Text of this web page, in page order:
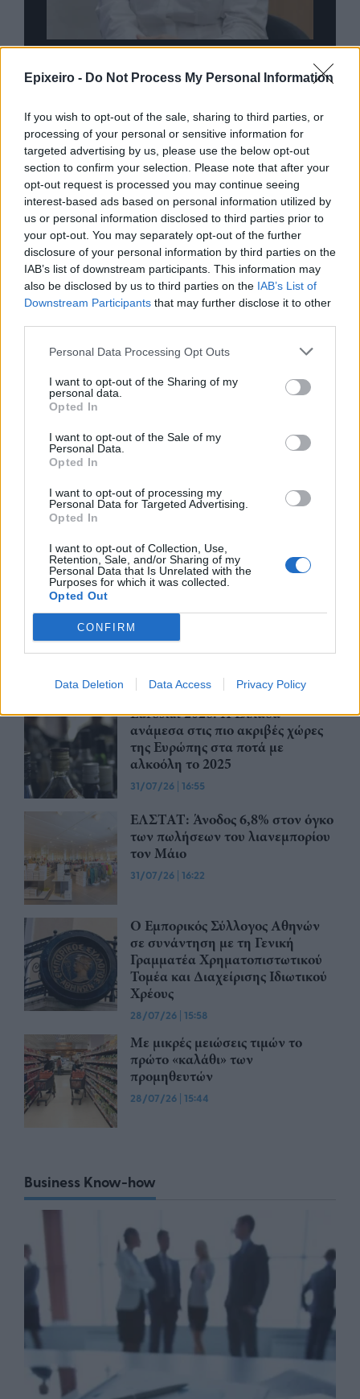
Epixeiro - Do Not Process My Personal Information
If you wish to opt-out of the sale, sharing to third parties, or
processing of your personal or sensitive information for
targeted advertising by us, please use the below opt-out
section to confirm your selection. Please note that after your
opt-out request is processed you may continue seeing
interest-based ads based on personal information utilized by
us or personal information disclosed to third parties prior to
your opt-out. You may separately opt-out of the further
disclosure of your personal information by third parties on the
IAB’s list of downstream participants. This information may
also be disclosed by us to third parties on the IAB’s List of
Downstream Participants that may further disclose it to other
Personal Data Processing Opt Outs
I want to opt-out of the Sharing of my
personal data.
Opted In
I want to opt-out of the Sale of my
Personal Data.
Opted In
I want to opt-out of processing my
Personal Data for Targeted Advertising.
Opted In
I want to opt-out of Collection, Use,
Retention, Sale, and/or Sharing of my
Personal Data that Is Unrelated with the
Purposes for which it was collected.
Opted Out
CONFIRM
Data Deletion Data Access Privacy Policy
μέλλον του Insurance στην εποχή του AI
σου
Advertorial
Περισσότερα από το
Σε 27 χώρες της Ευρωπαϊκής
Ένωσης επεκτείνει τη
δραστηριότητά της η Vendora
Αποκλιμάκωση τιμών στα σούπερ
τον Ιούλιο με φόντο τη νέα
πρωτοβουλία μειώσεων
Σουπερμάρκετ: Πτώση τιμών τον
04/08/26|14:36
συνεργάζονται και αλλάζουν την
εμπειρία ασφάλισης
Eurostat 2026: Η Ελλάδα
ανάμεσα στις πιο ακριβές χώρες
της Ευρώπης στα ποτά με
αλκοόλη το 2025
31/07/26 | 16:55
ΕΛΣΤΑΤ: Άνοδος 6,8% στον όγκο
των πωλήσεων του λιανεμπορίου
τον Μάιο
31/07/26 | 16:22
Ο Εμπορικός Σύλλογος Αθηνών
σε συνάντηση με τη Γενική
Γραμματέα Χρηματοπιστωτικού
Τομέα και Διαχείρισης Ιδιωτικού
Χρέους
28/07/26 | 15:58
Με μικρές μειώσεις τιμών το
πρώτο «καλάθι» των
προμηθευτών
28/07/26 | 15:44
Business Know-how